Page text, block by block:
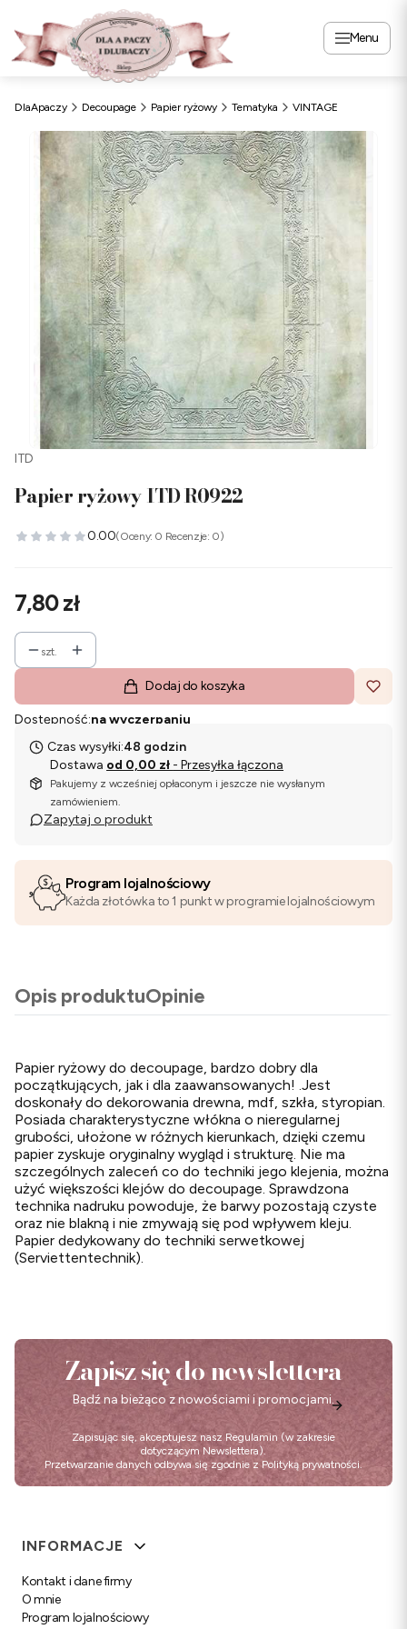
Menu
DlaApaczy Decoupage Papier ryżowy Tematyka VINTAGE
ITD
Papier ryżowy ITD R0922
0.00(Oceny: 0 Recenzje: 0)
Cena
7,80 zł
szt.
Dodaj do koszyka
Dostępność:na wyczerpaniu
Czas wysyłki:48 godzin
Dostawa od 0,00 zł - Przesyłka łączona
Pakujemy z wcześniej opłaconym i jeszcze nie wysłanym
zamówieniem.
Zapytaj o produkt
Program lojalnościowy
Każda złotówka to 1 punkt w programie lojalnościowym
Opis produktuOpinie
Papier ryżowy do decoupage, bardzo dobry dla
początkujących, jak i dla zaawansowanych! .Jest
doskonały do dekorowania drewna, mdf, szkła, styropian.
Posiada charakterystyczne włókna o nieregularnej
grubości, ułożone w różnych kierunkach, dzięki czemu
papier zyskuje oryginalny wygląd i strukturę. Nie ma
szczególnych zaleceń co do techniki jego klejenia, można
użyć większości klejów do decoupage. Sprawdzona
technika nadruku powoduje, że barwy pozostają czyste
oraz nie blakną i nie zmywają się pod wpływem kleju.
Papier dedykowany do techniki serwetkowej
(Serviettentechnik).
Zapisz się do newslettera
Bądź na bieżąco z nowościami i promocjami.
Zapisując się, akceptujesz nasz Regulamin (w zakresie
dotyczącym Newslettera).
Przetwarzanie danych odbywa się zgodnie z Polityką prywatności.
Linki w stopce
INFORMACJE
Kontakt i dane firmy
O mnie
Program lojalnościowy